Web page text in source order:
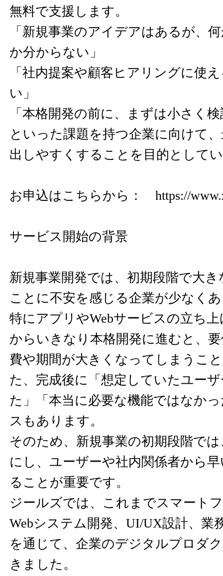
無料で支援します。
「新規事業のアイデアはあるが、
か分からない」
「社内提案や顧客ヒアリングに使
い」
「本格開発の前に、まずは小さく
といった課題を持つ企業に向けて
出しやすくすることを目的として
お申込はこちらから： https://
サービス開始の背景
新規事業開発では、初期段階で大
ことに不安を感じる企業が少なく
特にアプリやWebサービスの立ち
からいきなり本格開発に進むと、
費や期間が大きくなってしまうこ
た、完成後に「想定していたユー
た」「本当に必要な機能ではなか
スもあります。
そのため、新規事業の初期段階で
にし、ユーザーや社内関係者から
ることが重要です。
ジールズでは、これまでスマート
Webシステム開発、UI/UX設計、業
を通じて、企業のデジタルプロダ
きました。